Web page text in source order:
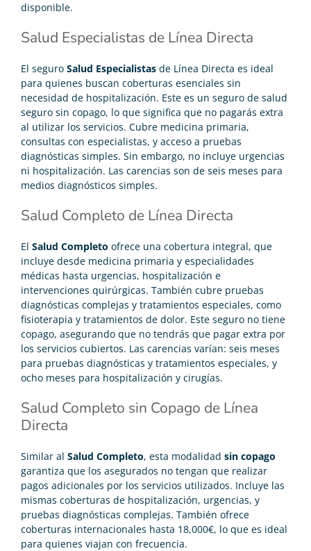
disponible.
Salud Especialistas de Línea Directa
El seguro Salud Especialistas de Línea Directa es ideal
para quienes buscan coberturas esenciales sin
necesidad de hospitalización. Este es un seguro de salud
seguro sin copago, lo que significa que no pagarás extra
al utilizar los servicios. Cubre medicina primaria,
consultas con especialistas, y acceso a pruebas
diagnósticas simples. Sin embargo, no incluye urgencias
ni hospitalización. Las carencias son de seis meses para
medios diagnósticos simples.
Salud Completo de Línea Directa
El Salud Completo ofrece una cobertura integral, que
incluye desde medicina primaria y especialidades
médicas hasta urgencias, hospitalización e
intervenciones quirúrgicas. También cubre pruebas
diagnósticas complejas y tratamientos especiales, como
fisioterapia y tratamientos de dolor. Este seguro no tiene
copago, asegurando que no tendrás que pagar extra por
los servicios cubiertos. Las carencias varían: seis meses
para pruebas diagnósticas y tratamientos especiales, y
ocho meses para hospitalización y cirugías.
Salud Completo sin Copago de Línea
Directa
Similar al Salud Completo, esta modalidad sin copago
garantiza que los asegurados no tengan que realizar
pagos adicionales por los servicios utilizados. Incluye las
mismas coberturas de hospitalización, urgencias, y
pruebas diagnósticas complejas. También ofrece
coberturas internacionales hasta 18,000€, lo que es ideal
para quienes viajan con frecuencia.